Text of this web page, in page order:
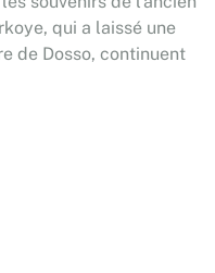
qui a laissé une
de Dosso, continuent